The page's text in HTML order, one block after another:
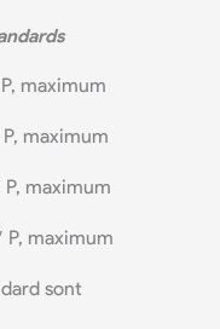
P, maximum
P, maximum
P, maximum
P, maximum
sont